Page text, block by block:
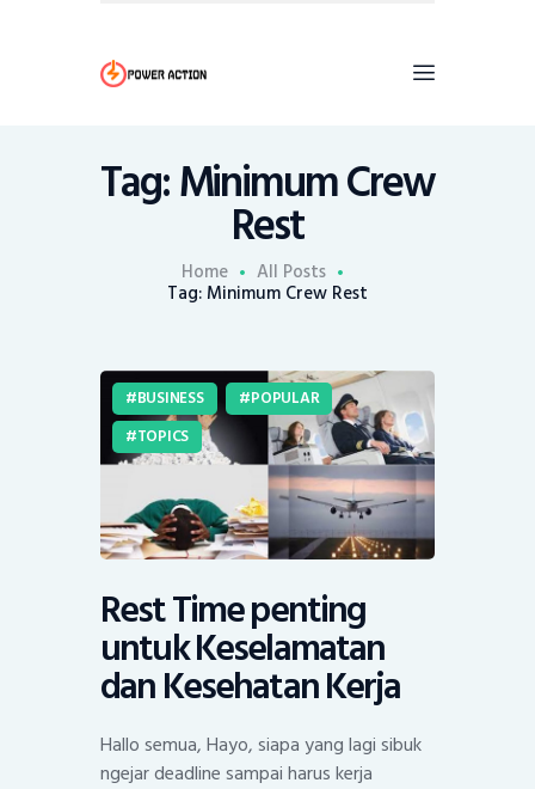
Tag: Minimum Crew
Rest
Home All Posts
Tag: Minimum Crew Rest
BUSINESS
POPULAR
TOPICS
Rest Time penting
untuk Keselamatan
dan Kesehatan Kerja
Hallo semua, Hayo, siapa yang lagi sibuk
ngejar deadline sampai harus kerja